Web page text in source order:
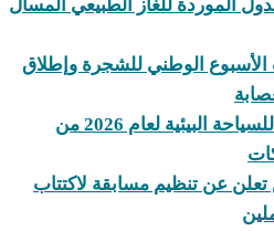
الموردة للغاز الطبيعي المسال
الأسبوع الوطني للشجرة وإطلاق
إطلاق الحملة الوطنية للسياحة البيئية لعام 2026 من
تعلن عن تنظيم مسابقة لاكتتاب